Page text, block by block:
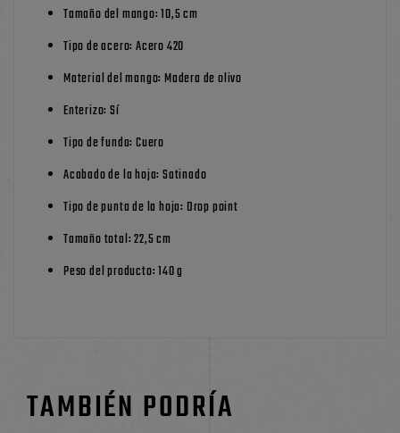
Tamaño del mango: 10,5 cm
Tipo de acero: Acero 420
Material del mango: Madera de olivo
Enterizo: Sí
Tipo de funda: Cuero
Acabado de la hoja: Satinado
Tipo de punta de la hoja: Drop point
Tamaño total: 22,5 cm
Peso del producto: 140 g
TAMBIÉN PODRÍA